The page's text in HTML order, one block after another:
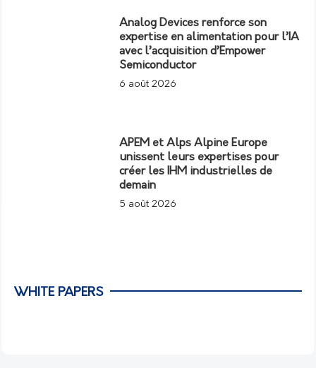
Analog Devices renforce son
expertise en alimentation pour l’IA
avec l’acquisition d’Empower
Semiconductor
6 août 2026
APEM et Alps Alpine Europe
unissent leurs expertises pour
créer les IHM industrielles de
demain
5 août 2026
WHITE PAPERS